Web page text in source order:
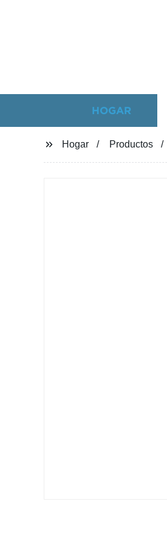
HOGAR
Hogar Productos